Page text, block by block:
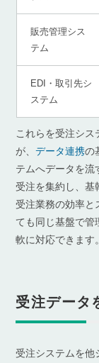
販売管理シス
テム
EDI・取引先シ
ステム
これらを受注シス
が、データ連携の
テムへデータを流
受注を集約し、基
受注業務の効率と
ても同じ基盤で管
軟に対応できます。
受注データ
受注システムを他